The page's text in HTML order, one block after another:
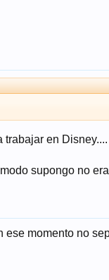
trabajar en Disney....
supongo no
ese momento no